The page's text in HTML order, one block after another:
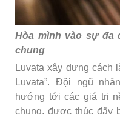
Hòa mình vào sự đa
chung
Luvata xây dựng cách
Luvata”. Đội ngũ
hướng tới các giá trị
chung, được thúc đẩy